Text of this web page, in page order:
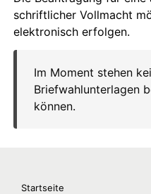
Startseite